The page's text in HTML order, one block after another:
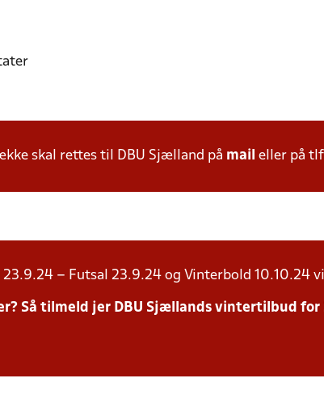
skal rettes til DBU Sjælland på mail eller på
– Futsal 23.9.24 og Vinterbold 10.10.24
Så tilmeld jer DBU Sjællands vintertilbud